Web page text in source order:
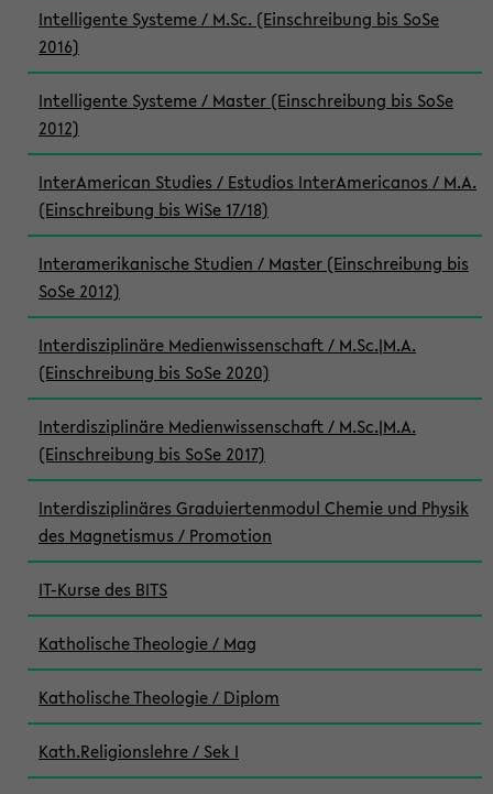
Intelligente Systeme / M.Sc. (Einschreibung bis SoSe
2016)
Intelligente Systeme / Master (Einschreibung bis SoSe
2012)
InterAmerican Studies / Estudios InterAmericanos / M.A.
(Einschreibung bis WiSe 17/18)
Interamerikanische Studien / Master (Einschreibung bis
SoSe 2012)
Interdisziplinäre Medienwissenschaft / M.Sc.|M.A.
(Einschreibung bis SoSe 2020)
Interdisziplinäre Medienwissenschaft / M.Sc.|M.A.
(Einschreibung bis SoSe 2017)
Interdisziplinäres Graduiertenmodul Chemie und Physik
des Magnetismus / Promotion
IT-Kurse des BITS
Katholische Theologie / Mag
Katholische Theologie / Diplom
Kath.Religionslehre / Sek I